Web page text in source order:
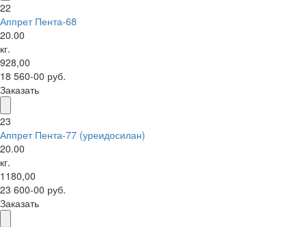
22
Аппрет Пента-68
20.00
кг.
928,00
18 560-00 руб.
Заказать
23
Аппрет Пента-77 (уреидосилан)
20.00
кг.
1180,00
23 600-00 руб.
Заказать